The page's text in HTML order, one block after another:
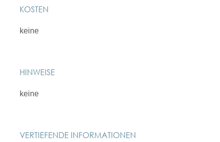
KOSTEN
keine
HINWEISE
keine
VERTIEFENDE INFORMATIONEN